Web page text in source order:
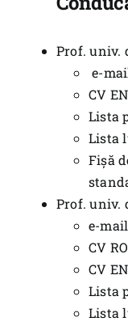
Prof. univ.
e-
CV EN
Lista
Lista
Fișă
Prof. univ.
e-
CV RO
CV EN
Lista
Lista